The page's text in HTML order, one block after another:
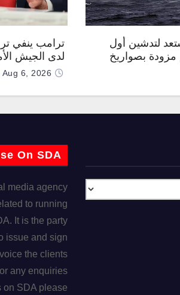
لتدشين أول
مزودة بصواريخ
ترامب ينفي
لدى الجيش
Aug 6, 2026
On SDA
media agency
to running
It is the party
issue and sign
the clients
any enquiries
on SDA please